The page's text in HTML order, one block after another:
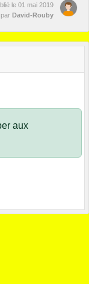
le 01 mai 2019
par David-Rouby
aux